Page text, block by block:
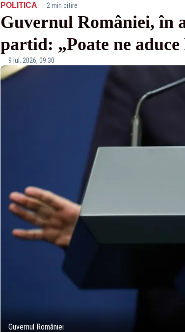
POLITICA· 2 min citire
Guvernul României, în
partid: „Poate ne
9 iul. 2026, 09:30
Guvernul României